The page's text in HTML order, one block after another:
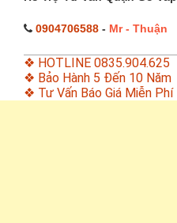
0904706588 - Mr - Thuận
❖ HOTLINE 0835.904.625
❖ Bảo Hành 5 Đến 10 Năm
❖ Tư Vấn Báo Giá Miễn Phí